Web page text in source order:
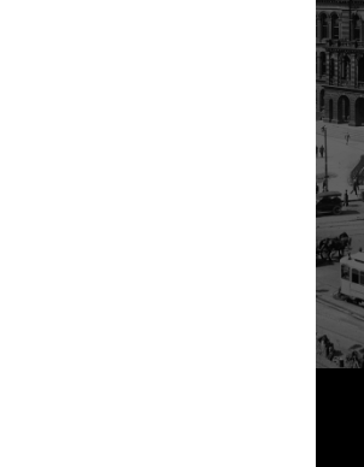
nasceu no rio
quando Detroit
maior cidade dos
Escritório de
de Peixes e Vida